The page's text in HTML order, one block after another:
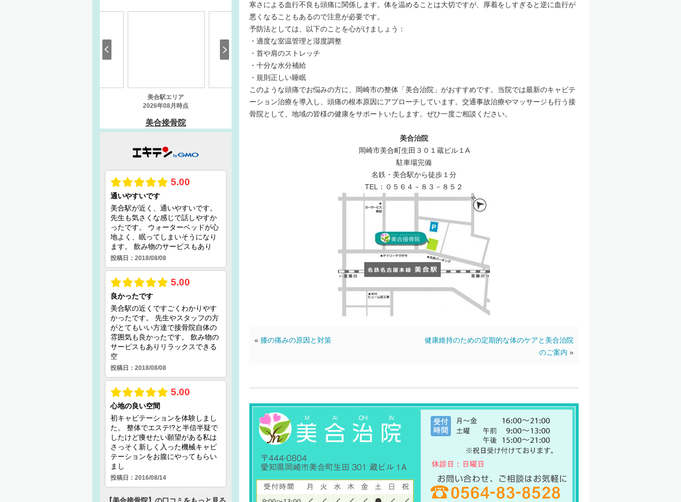
寒さによる血行不良も頭痛に関係します。体を温めることは大切ですが、厚着をしすぎると逆に血行が
悪くなることもあるので注意が必要です。
予防法としては、以下のことを心がけましょう：
・適度な室温管理と湿度調整
・首や肩のストレッチ
・十分な水分補給
・規則正しい睡眠
このような頭痛でお悩みの方に、岡崎市の整体「美合治院」がおすすめです。当院では最新のキャビテ
ーション治療を導入し、頭痛の根本原因にアプローチしています。交通事故治療やマッサージも行う接
骨院として、地域の皆様の健康をサポートいたします。ぜひ一度ご相談ください。​​​​​​​​​​​​​​​​
美合治院
岡崎市美合町生田３０１蔵ビル１A
駐車場完備
名鉄・美合駅から徒歩１分
TEL：０５６４－８３－８５２
健康維持のための定期的な体のケアと美合治院
のご案内 »
« 膝の痛みの原因と対策